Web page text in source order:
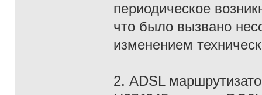
периодическое
что было вызвано
изменением
2. ADSL